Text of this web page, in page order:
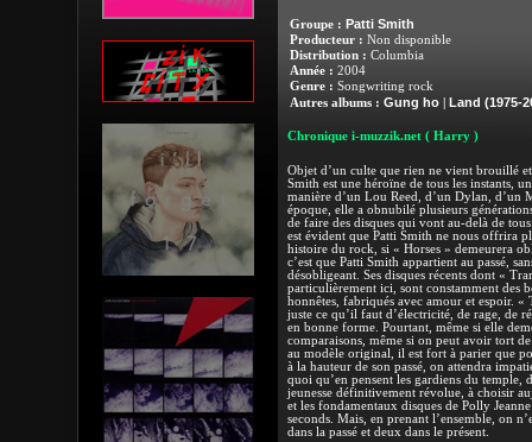
Groupe : Patti Smith
Producteur : Non disponible
Distribution : Columbia
Année : 2004
Genre : Songwriting rock
Autres albums : Gung ho| Land (1975-
Chronique i-muzzik.net ( Harry )
Objet d’un culte que rien ne vient brouillé
Smith est une héroïne de tous les instants,
manière d’un Lou Reed, d’un Dylan, d’un
époque, elle a obnubilé plusieurs
de faire des disques qui vont au-delà de
est évident que Patti Smith ne nous offrira
histoire du rock, si « Horses » demeurera
c’est que Patti Smith appartient au passé,
désobligeant. Ses disques récents dont «
particulièrement ici, sont constamment des
honnêtes, fabriqués avec amour et espoir. «
juste ce qu’il faut d’électricité, de rage, de
en bonne forme. Pourtant, même si elle
comparaisons, même si on peut avoir tort
au modèle original, il est fort à parier que
à la hauteur de son passé, on attendra
quoi qu’en pensent les gardiens du temple,
jeunesse définitivement révolue, à choisir
et les fondamentaux disques de Polly
seconds. Mais, en prenant l’ensemble, on
dans la passé et deux dans le présent.